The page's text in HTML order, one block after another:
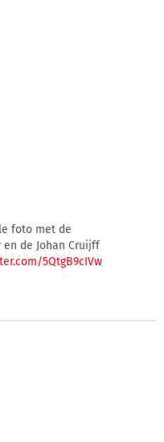
foto met de
de Johan Cruijff
5QtgB9cIVw